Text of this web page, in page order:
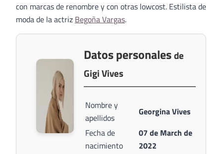
con marcas de renombre y con otras lowcost. Estilista de
moda de la actriz Begoña Vargas.
Datos personalesde
Gigi Vives
Nombre y
apellidos
Georgina Vives
Fecha de
nacimiento
07 de March de
2022